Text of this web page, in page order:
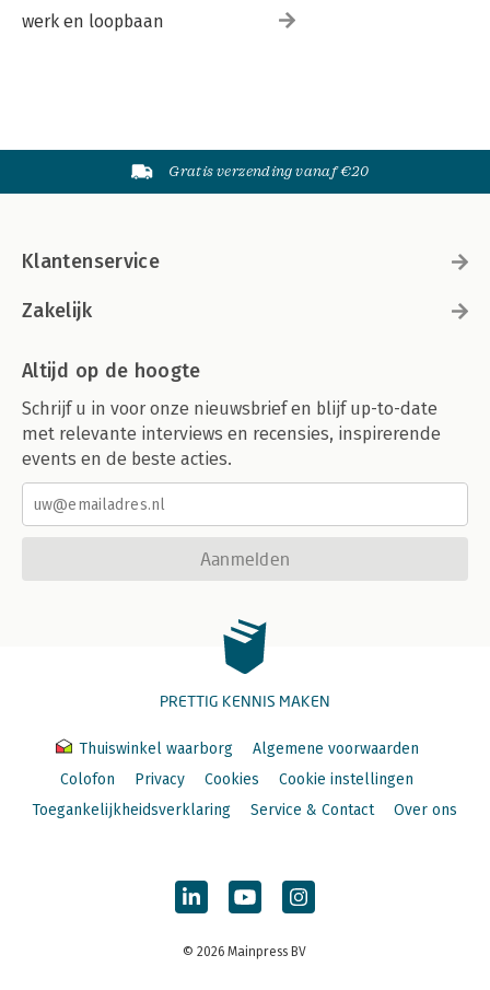
werk en loopbaan
Gratis verzending vanaf €20
Klantenservice
Zakelijk
Altijd op de hoogte
Schrijf u in voor onze nieuwsbrief en blijf up-to-date
met relevante interviews en recensies, inspirerende
events en de beste acties.
Aanmelden
PRETTIG KENNIS MAKEN
Thuiswinkel waarborg
Algemene voorwaarden
Colofon
Privacy Cookies
Cookie instellingen
Toegankelijkheidsverklaring
Service & Contact Over ons
© 2026 Mainpress BV